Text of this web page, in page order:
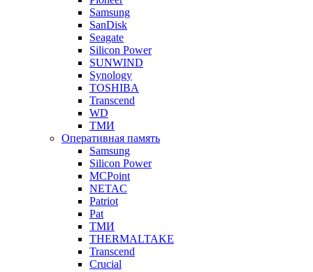
Samsung
SanDisk
Seagate
Silicon Power
SUNWIND
Synology
TOSHIBA
Transcend
WD
ТМИ
Оперативная память
Samsung
Silicon Power
MCPoint
NETAC
Patriot
Pat
ТМИ
THERMALTAKE
Transcend
Crucial